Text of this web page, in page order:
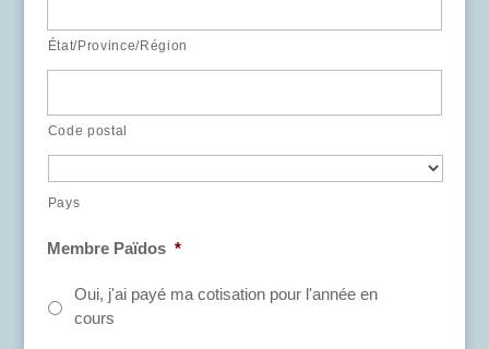
État/Province/Région
Code postal
Pays
Membre Païdos *
Oui, j'ai payé ma cotisation pour l'année en
cours